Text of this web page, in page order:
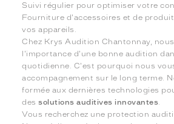
Suivi régulier pour optimiser votre
Fourniture d'accessoires et de
vos appareils.
Chez Krys Audition Chantonnay,
l'importance d'une bonne audition
quotidienne. C'est pourquoi nous
accompagnement sur le long terme.
formée aux dernières technologies
dessolutions auditives innovantes
Vous recherchez une protection